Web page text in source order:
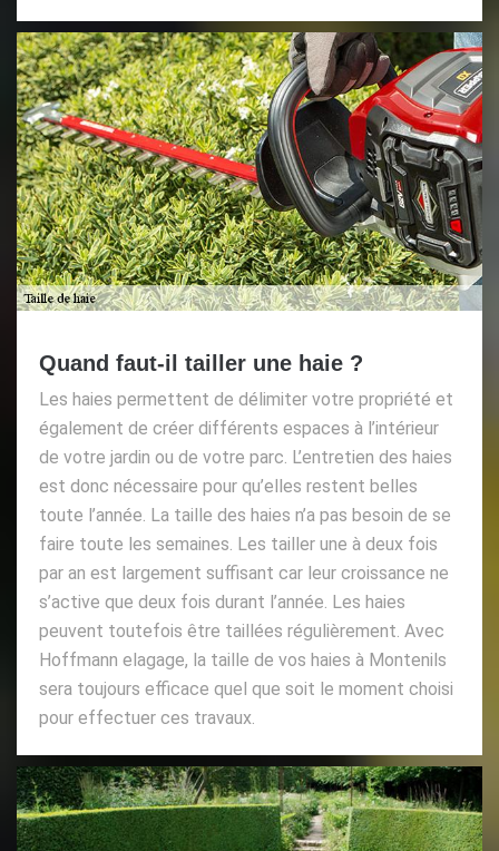
Quand faut-il tailler une haie ?
Les haies permettent de délimiter votre propriété et
également de créer différents espaces à l’intérieur
de votre jardin ou de votre parc. L’entretien des haies
est donc nécessaire pour qu’elles restent belles
toute l’année. La taille des haies n’a pas besoin de se
faire toute les semaines. Les tailler une à deux fois
par an est largement suffisant car leur croissance ne
s’active que deux fois durant l’année. Les haies
peuvent toutefois être taillées régulièrement. Avec
Hoffmann elagage, la taille de vos haies à Montenils
sera toujours efficace quel que soit le moment choisi
pour effectuer ces travaux.